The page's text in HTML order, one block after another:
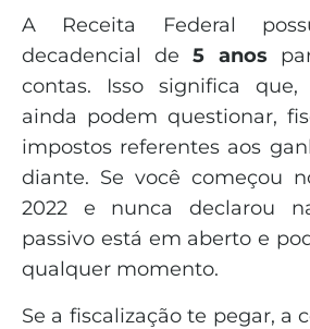
A Receita Federal
decadencial de5 anos
contas. Isso significa
ainda podem questionar,
impostos referentes aos
diante. Se você começou
2022 e nunca declarou
passivo está em aberto e
qualquer momento.
Se a fiscalização te pegar, a